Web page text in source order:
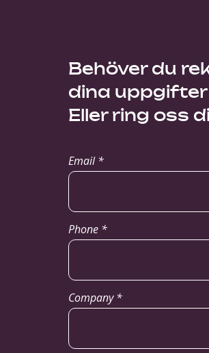
Behöver du
dina uppgifter
Eller ring oss
Email *
Phone *
Company *